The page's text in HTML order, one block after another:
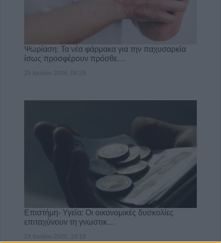
Ψωρίαση: Τα νέα φάρμακα για την παχυσαρκία
ίσως προσφέρουν πρόσθε…
25 Ιουλίου 2026, 08:29
Επιστήμη- Υγεία: Οι οικονομικές δυσκολίες
επιταχύνουν τη γνωστικ…
24 Ιουλίου 2026, 10:19